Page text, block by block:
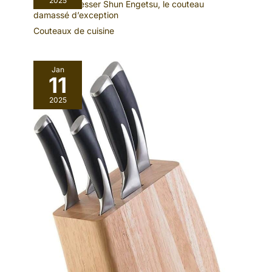
Test : kai Messer Shun Engetsu, le couteau
damassé d’exception
Couteaux de cuisine
Jan
11
2025